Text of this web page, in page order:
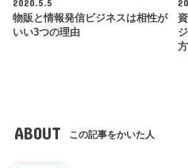
物販と情報発信ビジネスは相性が
いい3つの理由
ABOUT この記事をかいた人